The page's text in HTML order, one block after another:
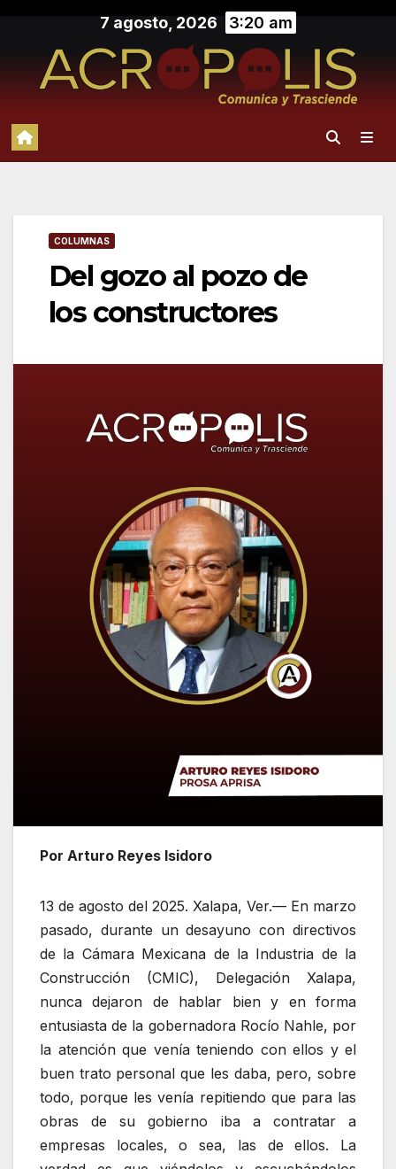
contenido
7 agosto, 2026 3:20 am
COLUMNAS
Del gozo al pozo de
los constructores
Por Arturo Reyes Isidoro
13 de agosto del 2025. Xalapa, Ver.— En marzo
pasado, durante un desayuno con directivos
de la Cámara Mexicana de la Industria de la
Construcción (CMIC), Delegación Xalapa,
nunca dejaron de hablar bien y en forma
entusiasta de la gobernadora Rocío Nahle, por
la atención que venía teniendo con ellos y el
buen trato personal que les daba, pero, sobre
todo, porque les venía repitiendo que para las
obras de su gobierno iba a contratar a
empresas locales, o sea, las de ellos. La